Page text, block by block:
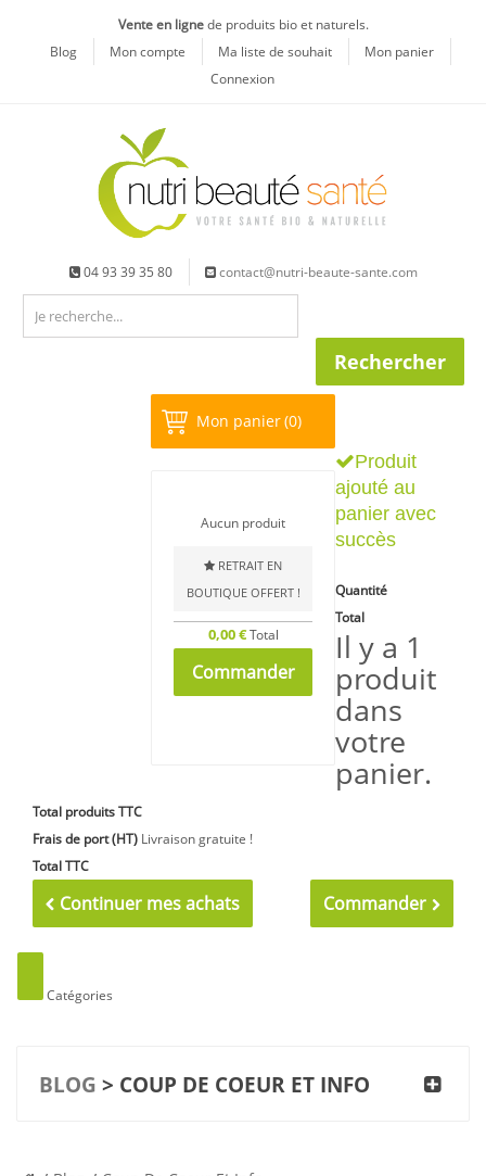
Vente en lignede produits bio et naturels.
Blog
Mon compte Ma liste de souhait
Mon panier
Connexion
04 93 39 35 80 contact@nutri-beaute-sante.com
Mon panier(0)
Aucun produit
RETRAIT EN
BOUTIQUE OFFERT !
0,00 € Total
Commander
Produit
ajouté au
panier avec
succès
Quantité
Total
Il y a 1
produit
dans
votre
panier.
Total produits TTC
Frais de port (HT) Livraison gratuite !
Total TTC
Continuer mes achats Commander
Catégories
BLOG > COUP DE COEUR ET INFO